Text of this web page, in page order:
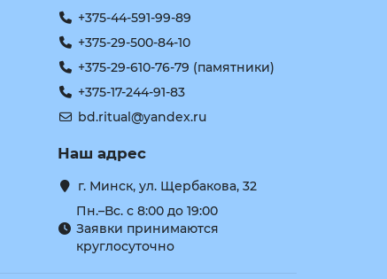
+375-44-591-99-89
+375-29-500-84-10
+375-29-610-76-79 (памятники)
+375-17-244-91-83
bd.ritual@yandex.ru
Наш адрес
г. Минск, ул. Щербакова, 32
Пн.–Вс. с 8:00 до 19:00
Заявки принимаются
круглосуточно